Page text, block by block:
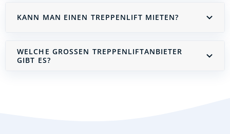
KANN MAN EINEN TREPPENLIFT MIETEN?
WELCHE GROSSEN TREPPENLIFTANBIETER G
IBT ES?